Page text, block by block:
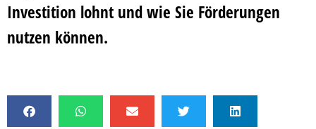
Investition lohnt und wie Sie Förderungen
nutzen können.